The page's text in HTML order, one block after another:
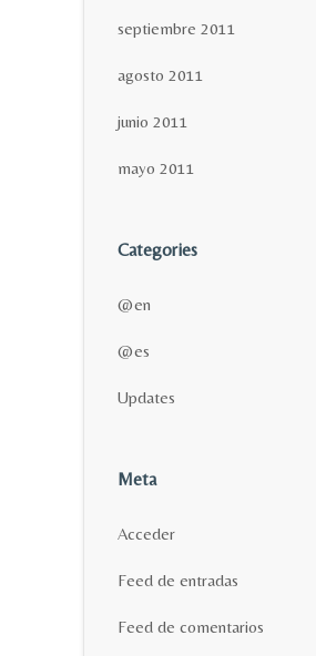
septiembre 2011
agosto 2011
junio 2011
mayo 2011
Categories
@en
@es
Updates
Meta
Acceder
Feed de entradas
Feed de comentarios